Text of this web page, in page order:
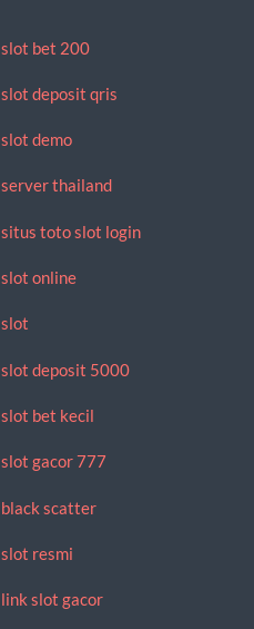
slot bet 200
slot deposit qris
slot demo
server thailand
situs toto slot login
slot online
slot
slot deposit 5000
slot bet kecil
slot gacor 777
black scatter
slot resmi
link slot gacor